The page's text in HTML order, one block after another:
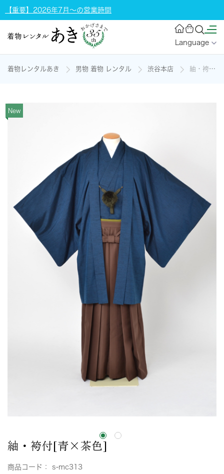
【重要】2026年7月～の営業時間
Language
着物レンタルあき 男物 着物 レンタル 渋谷本店 紬・袴付[青×茶色]の着物レンタル
New
紬・袴付[青×茶色]
商品コード： s-mc313